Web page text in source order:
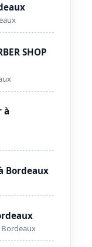
SHOP
à
Bordeaux
Bordeaux